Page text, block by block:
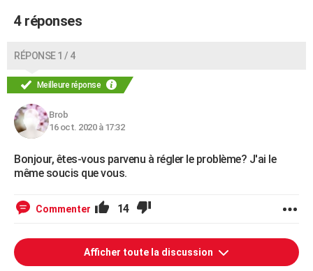
COPAINS D'AVANT
4 réponses
RÉPONSE 1 / 4
Meilleure réponse
Brob
16 oct. 2020 à 17:32
Bonjour, êtes-vous parvenu à régler le problème? J'ai le
même soucis que vous.
Commenter 14
Afficher toute la discussion